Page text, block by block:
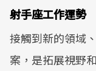
射手座工作運勢
接觸到新的領域
案，是拓展視野